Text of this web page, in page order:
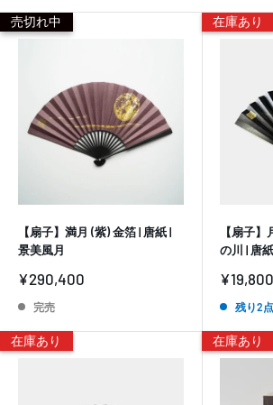
売切れ中
【扇子】満月 (紫) 金箔 | 唐紙 |
景美風月
販
価
¥290,400
完売
在庫あり
【扇子
の川 | 唐紙
販
価
¥19,800
残り2
在庫あり 在庫あり